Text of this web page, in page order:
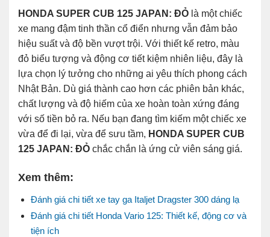
HONDA SUPER CUB 125 JAPAN: ĐỎ là một chiếc
xe mang đậm tinh thần cổ điển nhưng vẫn đảm bảo
hiệu suất và độ bền vượt trội. Với thiết kế retro, màu
đỏ biểu tượng và động cơ tiết kiệm nhiên liệu, đây là
lựa chọn lý tưởng cho những ai yêu thích phong cách
Nhật Bản. Dù giá thành cao hơn các phiên bản khác,
chất lượng và độ hiếm của xe hoàn toàn xứng đáng
với số tiền bỏ ra. Nếu bạn đang tìm kiếm một chiếc xe
vừa để đi lại, vừa để sưu tầm, HONDA SUPER CUB
125 JAPAN: ĐỎ chắc chắn là ứng cử viên sáng giá.
Xem thêm:
Đánh giá chi tiết xe tay ga Italjet Dragster 300 dáng lạ
Đánh giá chi tiết Honda Vario 125: Thiết kế, động cơ và
tiện ích